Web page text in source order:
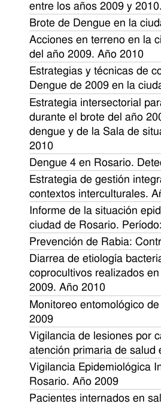
entre los años 2009 y
Brote de Dengue en la
Acciones en terreno en la
del año 2009. Año 2010
Estrategias y técnicas de
Dengue de 2009 en la
Estrategia intersectorial
durante el brote del año
dengue y de la Sala de
2010
Dengue 4 en Rosario.
Estrategia de gestión
contextos interculturales.
Informe de la situación
ciudad de Rosario.
Prevención de Rabia:
Diarrea de etiología
coprocultivos realizados
2009. Año 2010
Monitoreo entomológico
2009
Vigilancia de lesiones por
atención primaria de salud
Vigilancia Epidemiológica
Rosario. Año 2009
Pacientes internados en